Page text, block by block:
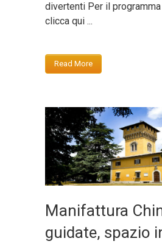
divertenti Per il
clicca qui ...
Read More
Manifattura
guidate, spazio